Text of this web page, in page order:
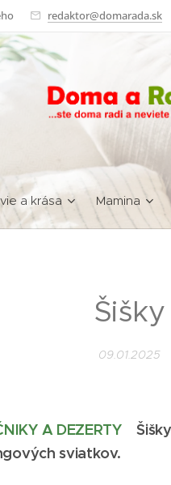
redaktor@domarada.sk
a krása Mamina
Šišky
09.01.2025
A DEZERTY
sviatkov.